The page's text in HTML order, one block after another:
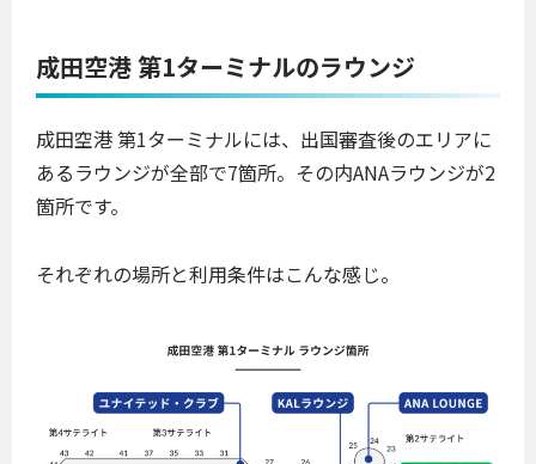
成田空港 第1ターミナルのラウンジ
成田空港 第1ターミナルには、出国審査後のエリアに
あるラウンジが全部で7箇所。その内ANAラウンジが2
箇所です。
それぞれの場所と利用条件はこんな感じ。